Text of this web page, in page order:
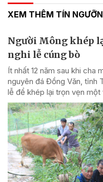
XEM THÊM TÍN
Người Mông khép
nghi lễ cúng bò
Ít nhất 12 năm sau khi cha
nguyên đá Đồng Văn, tỉnh
lễ để khép lại trọn vẹn